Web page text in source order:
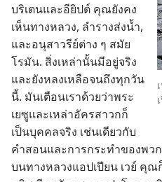
บริเตน​และ​อียิปต์ คุณ​ยัง​คง​
เห็น​ทาง​หลวง, ลำ​ราง​ส่ง​น้ำ,
และ​อนุสาวรีย์​ต่าง ๆ สมัย​
โรมัน. สิ่ง​เหล่า​นั้น​มี​อยู่​จริง
และ​ยัง​หลง​เหลือ​จน​ถึง​ทุก​วัน​
นี้. มัน​เตือน​เรา​ด้วย​ว่า​พระ​
เยซู​และ​เหล่า​อัครสาวก​ก็​
เป็น​บุคคล​จริง เช่น​เดียว​กับ​
คำ​สอน​และ​การ​กระทำ​ของ​พว
บน​ทาง​หลวง​แอปเปียน เวย์ คุณ​